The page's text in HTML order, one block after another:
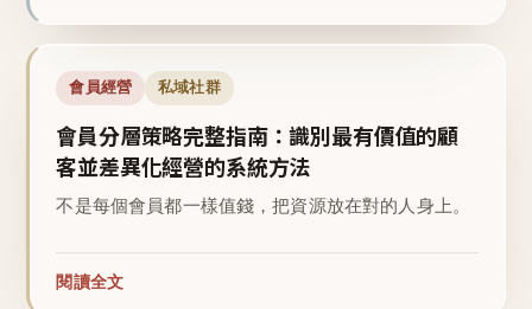
會員經營 私域社群
會員分層策略完整指南：識別最有價值的顧
客並差異化經營的系統方法
不是每個會員都一樣值錢，把資源放在對的人身上。
閱讀全文